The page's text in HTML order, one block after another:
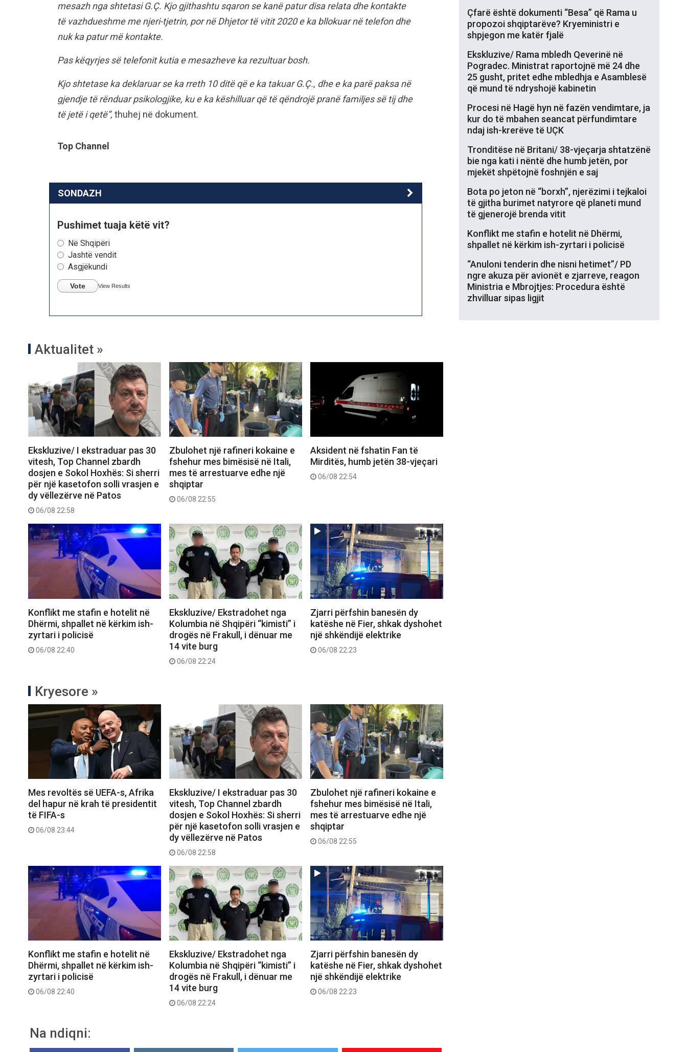
mesazh nga shtetasi G.Ç. Kjo gjithashtu sqaron se kanë patur disa relata dhe kontakte
të vazhdueshme me njeri-tjetrin, por në Dhjetor të vitit 2020 e ka bllokuar në telefon dhe
nuk ka patur më kontakte.
Pas këqyrjes së telefonit kutia e mesazheve ka rezultuar bosh.
Kjo shtetase ka deklaruar se ka rreth 10 ditë që e ka takuar G.Ç., dhe e ka parë paksa në
gjendje të rënduar psikologjike, ku e ka këshilluar që të qëndrojë pranë familjes së tij dhe
të jetë i qetë”, thuhej në dokument.
Top Channel
SONDAZH
Pushimet tuaja këtë vit?
Në Shqipëri
Jashtë vendit
Asgjëkundi
Vote View Results
Aktualitet »
Ekskluzive/ I ekstraduar pas 30
vitesh, Top Channel zbardh
dosjen e Sokol Hoxhës: Si sherri
për një kasetofon solli vrasjen e
dy vëllezërve në Patos
06/08 22:58
Zbulohet një rafineri kokaine e
fshehur mes bimësisë në Itali,
mes të arrestuarve edhe një
shqiptar
06/08 22:55
Aksident në fshatin Fan të
Mirditës, humb jetën 38-vjeçari
06/08 22:54
Konflikt me stafin e hotelit në
Dhërmi, shpallet në kërkim ish-
zyrtari i policisë
06/08 22:40
Ekskluzive/ Ekstradohet nga
Kolumbia në Shqipëri “kimisti” i
drogës në Frakull, i dënuar me
14 vite burg
06/08 22:24
Zjarri përfshin banesën dy
katëshe në Fier, shkak dyshohet
një shkëndijë elektrike
06/08 22:23
Kryesore »
Mes revoltës së UEFA-s, Afrika
del hapur në krah të presidentit
të FIFA-s
06/08 23:44
Ekskluzive/ I ekstraduar pas 30
vitesh, Top Channel zbardh
dosjen e Sokol Hoxhës: Si sherri
për një kasetofon solli vrasjen e
dy vëllezërve në Patos
06/08 22:58
Zbulohet një rafineri kokaine e
fshehur mes bimësisë në Itali,
mes të arrestuarve edhe një
shqiptar
06/08 22:55
Konflikt me stafin e hotelit në
Dhërmi, shpallet në kërkim ish-
zyrtari i policisë
06/08 22:40
Ekskluzive/ Ekstradohet nga
Kolumbia në Shqipëri “kimisti” i
drogës në Frakull, i dënuar me
14 vite burg
06/08 22:24
Zjarri përfshin banesën dy
katëshe në Fier, shkak dyshohet
një shkëndijë elektrike
06/08 22:23
Na ndiqni:
Çfarë është dokumenti “Besa” që Rama u
propozoi shqiptarëve? Kryeministri e
shpjegon me katër fjalë
Ekskluzive/ Rama mbledh Qeverinë në
Pogradec. Ministrat raportojnë më 24 dhe
25 gusht, pritet edhe mbledhja e Asamblesë
që mund të ndryshojë kabinetin
Procesi në Hagë hyn në fazën vendimtare, ja
kur do të mbahen seancat përfundimtare
ndaj ish-krerëve të UÇK
Tronditëse në Britani/ 38-vjeçarja shtatzënë
bie nga kati i nëntë dhe humb jetën, por
mjekët shpëtojnë foshnjën e saj
Bota po jeton në “borxh”, njerëzimi i tejkaloi
të gjitha burimet natyrore që planeti mund
të gjenerojë brenda vitit
Konflikt me stafin e hotelit në Dhërmi,
shpallet në kërkim ish-zyrtari i policisë
“Anuloni tenderin dhe nisni hetimet”/ PD
ngre akuza për avionët e zjarreve, reagon
Ministria e Mbrojtjes: Procedura është
zhvilluar sipas ligjit